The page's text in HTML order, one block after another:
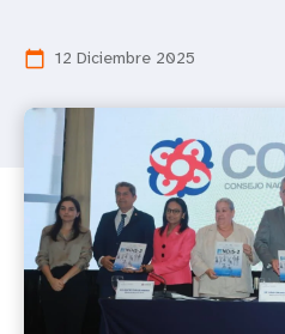
calendar_today 12 Diciembre 2025